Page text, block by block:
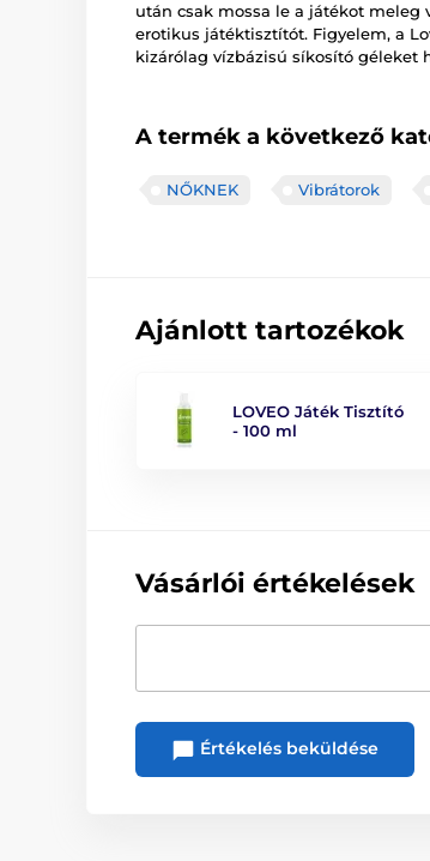
után csak mossa le a játékot meleg
erotikus játéktisztítót. Figyelem, a
kizárólag vízbázisú síkosító géleket
A termék a következő
NŐKNEK Vibrátorok
Ajánlott tartozékok
LOVEO Játék Tisztító
- 100 ml
Vásárlói értékelések
Értékelés beküldése